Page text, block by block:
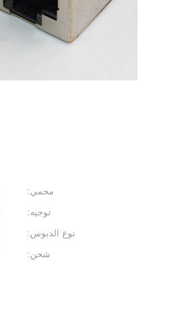
محمي:
توجيه:
نوع الدبوس:
شحن: